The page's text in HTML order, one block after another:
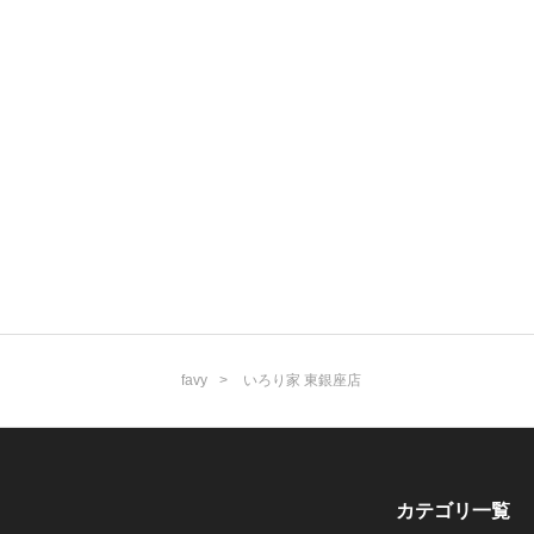
favy いろり家 東銀座店
カテゴリ一覧